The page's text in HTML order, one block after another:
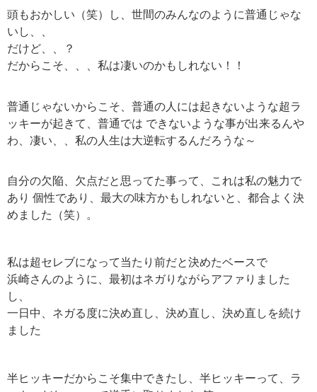
頭もおかしい（笑）し、世間のみんなのように普通じゃな
いし、、
だけど、、？
だからこそ、、、私は凄いのかもしれない！！
普通じゃないからこそ、普通の人には起きないような超ラ
ッキーが起きて、普通では できないような事が出来るんや
わ、凄い、、私の人生は大逆転するんだろうな～
自分の欠陥、欠点だと思ってた事って、これは私の魅力で
あり 個性であり、最大の味方かもしれないと、都合よく決
めました（笑）。
私は超セレブになって当たり前だと決めたベースで
浜崎さんのように、最初はネガりながらアファりました
し、
一日中、ネガる度に決め直し、決め直し、決め直しを続け
ました
半ヒッキーだからこそ集中できたし、半ヒッキーって、ラ